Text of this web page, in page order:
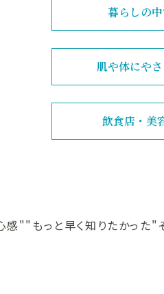
暮らしの
肌や体にや
飲食店・美
""もっと早く知りたかった"